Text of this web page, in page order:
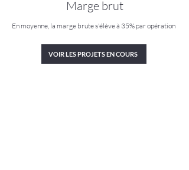
Marge brut
En moyenne, la marge brute s'élève à 35% par opération
VOIR LES PROJETS EN COURS